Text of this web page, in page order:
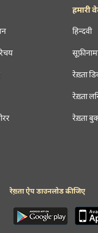
हमारी
हिन्दवी
रेख़्ता
रेख़्ता
रेख़्ता
रेख़्ता ऐप डाउनलोड कीजिए